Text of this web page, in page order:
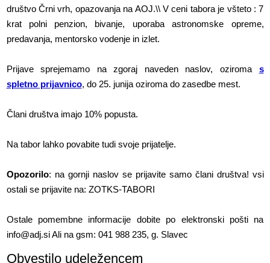
društvo Črni vrh, opazovanja na AOJ.\\ V ceni tabora je všteto : 7
krat polni penzion, bivanje, uporaba astronomske opreme,
predavanja, mentorsko vodenje in izlet.
Prijave sprejemamo na zgoraj naveden naslov, oziroma s
spletno prijavnico, do 25. junija oziroma do zasedbe mest.
Člani društva imajo 10% popusta.
Na tabor lahko povabite tudi svoje prijatelje.
Opozorilo: na gornji naslov se prijavite samo člani društva! vsi
ostali se prijavite na: ZOTKS-TABORI
Ostale pomembne informacije dobite po elektronski pošti na
info@adj.si Ali na gsm: 041 988 235, g. Slavec
Obvestilo udeležencem